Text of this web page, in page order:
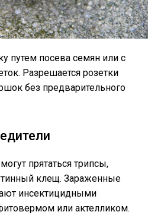
путем посева семян или с
Разрешается розетки
без предварительного
прятаться трипсы,
клещ. Зараженные
инсектицидными
или актелликом.